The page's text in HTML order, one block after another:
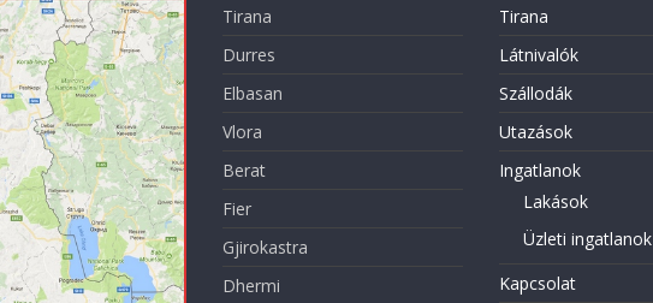
Tirana
Durres
Elbasan
Vlora
Berat
Fier
Gjirokastra
Dhermi
Tirana
Látnivalók
Szállodák
Utazások
Ingatlanok
Lakások
Üzleti ingatlanok
Kapcsolat